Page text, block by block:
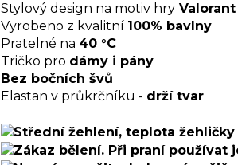
Stylový design na motiv hry Valorant
Vyrobeno z kvalitní 100% bavlny
Pratelné na 40 °C
Tričko pro dámy i pány
Bez bočních švů
Elastan v průkrčníku - drží tvar